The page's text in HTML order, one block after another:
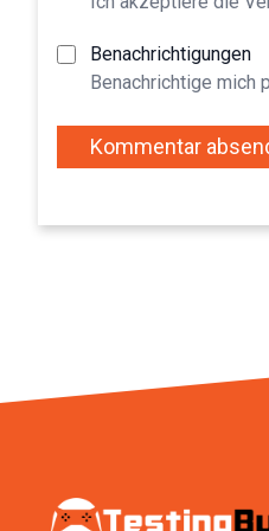
Benachrichtigungen
Benachrichtige mich
Kommentar